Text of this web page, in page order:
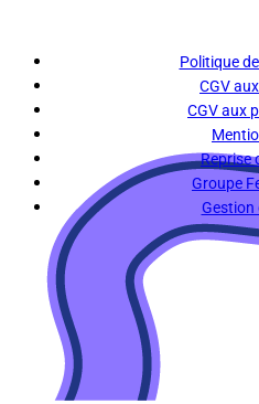
Politique
CGV
CGV aux
Reprise
Groupe
Gestion